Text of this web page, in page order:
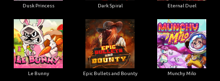
Dusk Princess Dark Spiral Eternal Duel
Le Bunny Epic Bullets and Bounty Munchy Milo